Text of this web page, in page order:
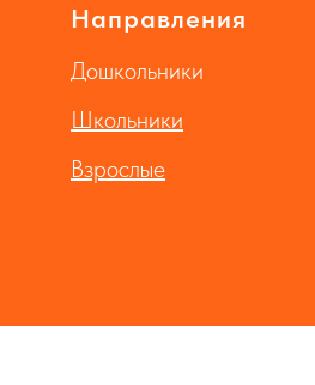
Направления
Дошкольники
Школьники
Взрослые